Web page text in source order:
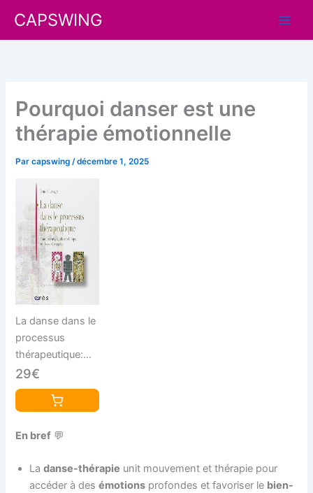
contenu
CAPSWING
Pourquoi danser est une
thérapie émotionnelle
Parcapswing/décembre 1, 2025
La danse dans le
processus
thérapeutique:
FONDEMENTS,
OUTILS ET
CLINIQUE EN
THERAPIE
29€
En bref 💬
Ladanse-thérapie unit mouvement et thérapie pour
accéder à desémotions profondes et favoriser le bien-